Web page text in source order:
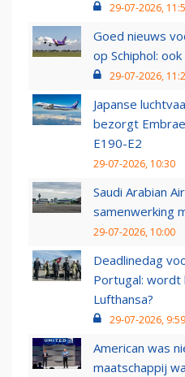
29-07-2026,
Goed nieuws
op Schiphol:
29-07-2026,
Japanse
bezorgt
E190-E2
29-07-2026, 10:30
Saudi Arabian
samenwerking
29-07-2026, 10:00
Deadlinedag
Portugal: wordt
Lufthansa?
29-07-2026, 9:59
American was
maatschappij